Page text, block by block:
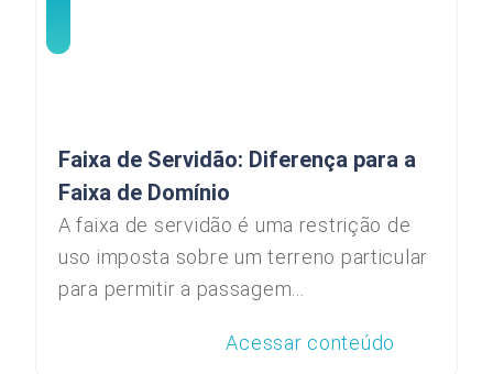
Faixa de Servidão: Diferença para a
Faixa de Domínio
A faixa de servidão é uma restrição de
uso imposta sobre um terreno particular
para permitir a passagem...
Acessar conteúdo